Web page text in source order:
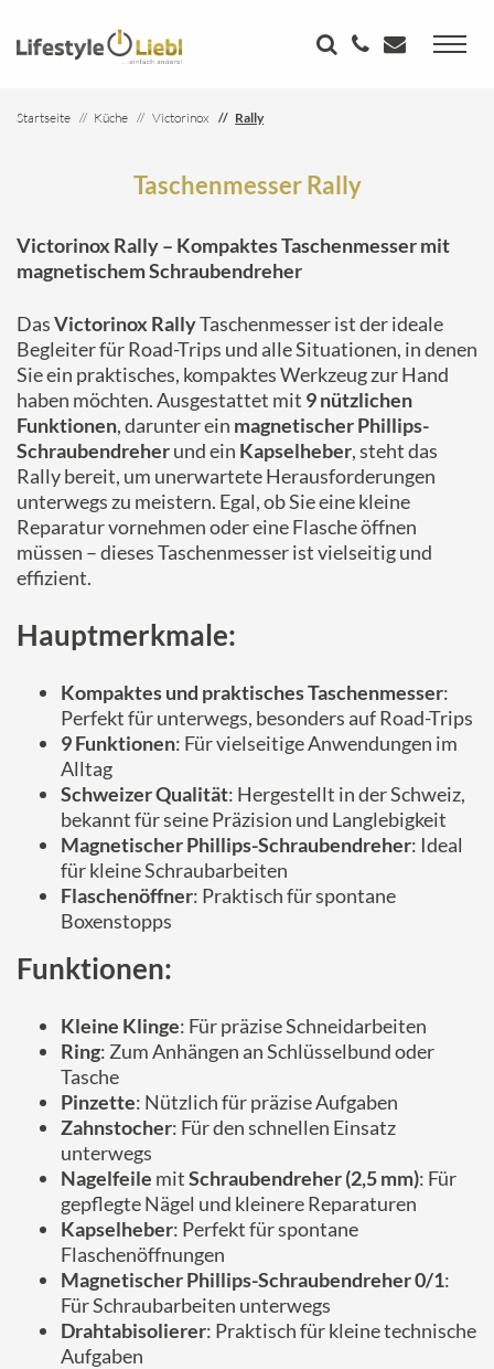
Startseite Küche Victorinox Rally
Taschenmesser Rally
Victorinox Rally – Kompaktes Taschenmesser mit
magnetischem Schraubendreher
DasVictorinox RallyTaschenmesser ist der ideale
Begleiter für Road-Trips und alle Situationen, in denen
Sie ein praktisches, kompaktes Werkzeug zur Hand
haben möchten. Ausgestattet mit 9 nützlichen
Funktionen, darunter ein magnetischer Phillips-
Schraubendreherund ein Kapselheber, steht das
Rally bereit, um unerwartete Herausforderungen
unterwegs zu meistern. Egal, ob Sie eine kleine
Reparatur vornehmen oder eine Flasche öffnen
müssen – dieses Taschenmesser ist vielseitig und
effizient.
Hauptmerkmale:
Kompaktes und praktisches Taschenmesser:
Perfekt für unterwegs, besonders auf Road-Trips
9 Funktionen: Für vielseitige Anwendungen im
Alltag
Schweizer Qualität: Hergestellt in der Schweiz,
bekannt für seine Präzision und Langlebigkeit
Magnetischer Phillips-Schraubendreher: Ideal
für kleine Schraubarbeiten
Flaschenöffner: Praktisch für spontane
Boxenstopps
Funktionen:
Kleine Klinge: Für präzise Schneidarbeiten
Ring: Zum Anhängen an Schlüsselbund oder
Tasche
Pinzette: Nützlich für präzise Aufgaben
Zahnstocher: Für den schnellen Einsatz
unterwegs
Nagelfeile mitSchraubendreher (2,5 mm): Für
gepflegte Nägel und kleinere Reparaturen
Kapselheber: Perfekt für spontane
Flaschenöffnungen
Magnetischer Phillips-Schraubendreher 0/1:
Für Schraubarbeiten unterwegs
Drahtabisolierer: Praktisch für kleine technische
Aufgaben